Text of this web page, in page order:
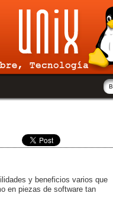
y beneficios varios que
en piezas de software tan